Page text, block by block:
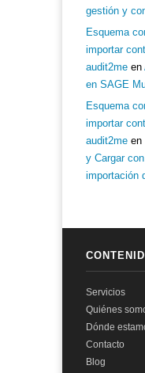
gestión y
Esquema
importar
audit2me en
en SAGE
Esquema
importar
audit2me en
y Cargar
importación
Servicios
Quiénes
Dónde
Contacto
Blog